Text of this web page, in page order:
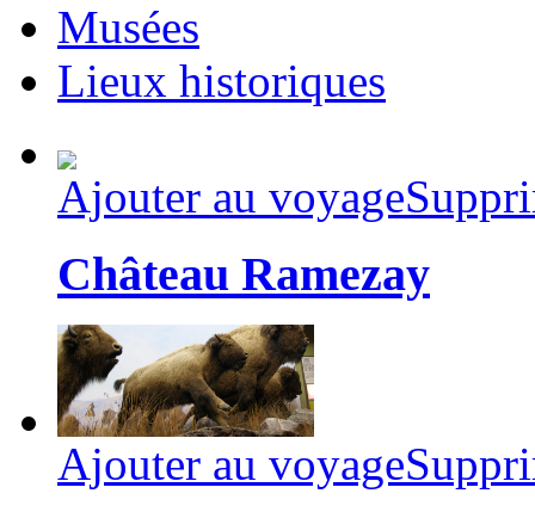
Musées
Lieux historiques
Ajouter au voyage
Château Ramezay
Ajouter au voyage